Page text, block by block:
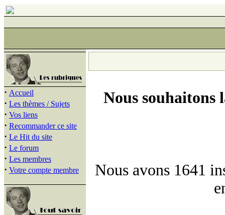
· Accueil
· Les thèmes / Sujets
· Vos liens
· Recommander ce site
· Le Hit du site
· Le forum
· Les membres
· Votre compte membre
Nous souhaitons
Nous avons 1641